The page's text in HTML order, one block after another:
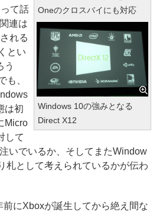
Oneのクロスバイにも対応
Windows 10の強みとなる
Direct X12
て話
連は
れる
とい
う
も、
は初
Micro
して
いでいるか、そしてまたWindow
札として考えられているかが伝わ
にXboxが誕生してから絶え間な